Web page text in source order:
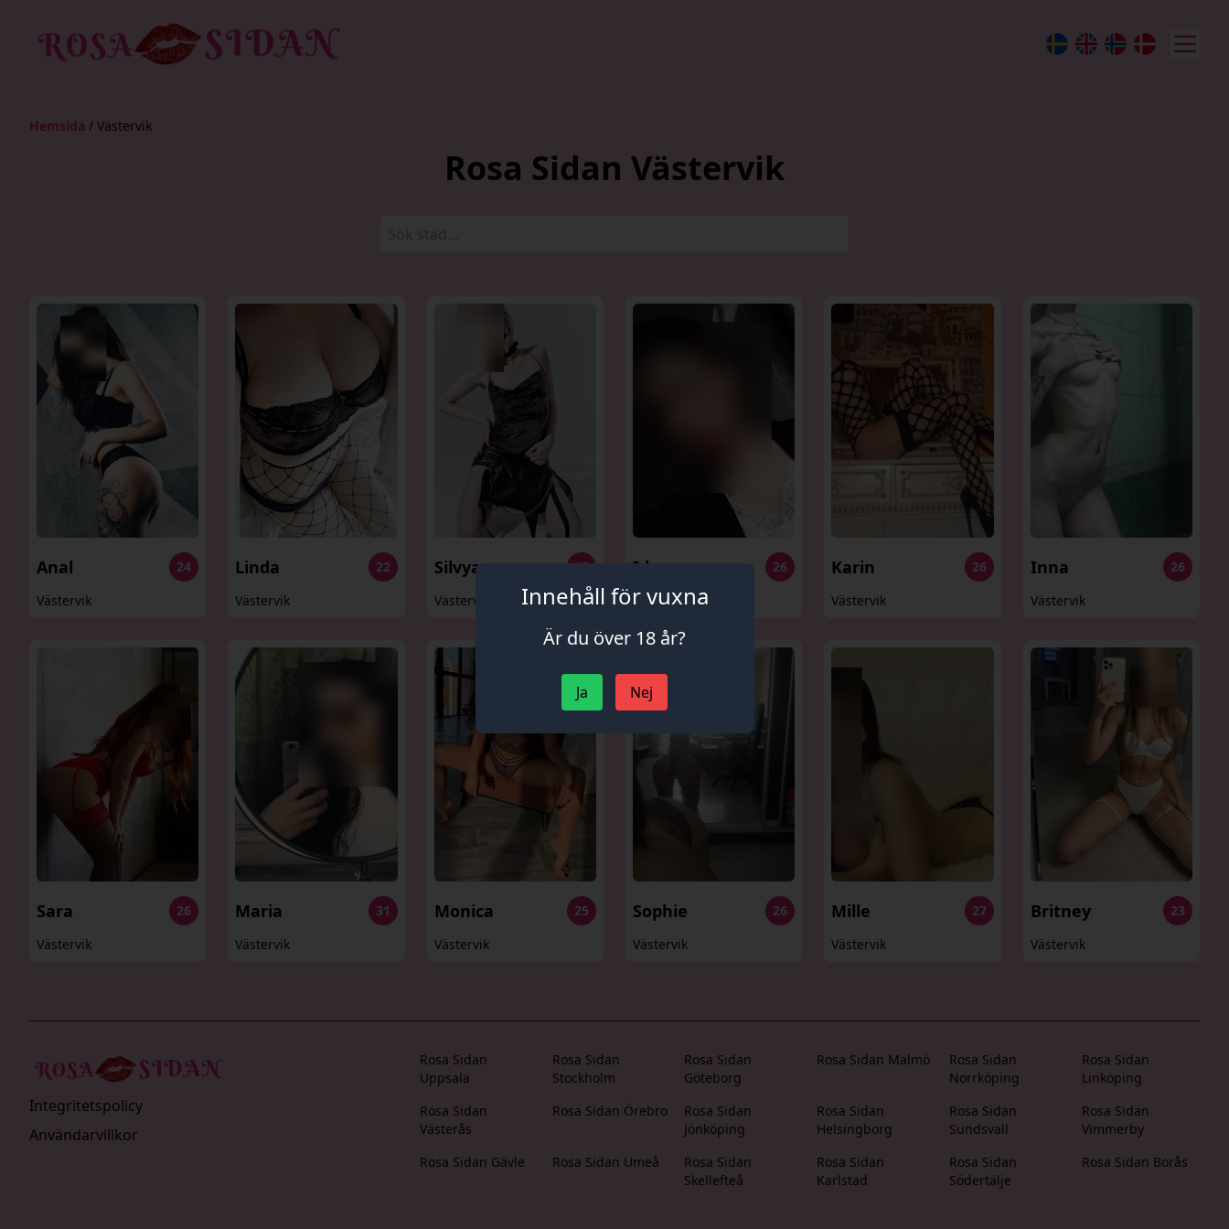
Hemsida / Västervik
Rosa Sidan Västervik
Anal
24
Västervik
Linda
22
Västervik
Silvya
25
Västervik
Ida
26
Västervik
Karin
26
Västervik
Inna
26
Västervik
Sara
26
Västervik
Maria
31
Västervik
Monica
25
Västervik
Sophie
26
Västervik
Mille
27
Västervik
Britney
23
Västervik
Innehåll för vuxna
Är du över 18 år?
Ja Nej
Integritetspolicy
Användarvillkor
Rosa Sidan
Uppsala
Rosa Sidan
Stockholm
Rosa Sidan
Göteborg
Rosa Sidan Malmö
Rosa Sidan
Norrköping
Rosa Sidan
Linköping
Rosa Sidan
Västerås
Rosa Sidan Örebro
Rosa Sidan
Jönköping
Rosa Sidan
Helsingborg
Rosa Sidan
Sundsvall
Rosa Sidan
Vimmerby
Rosa Sidan Gävle
Rosa Sidan Umeå
Rosa Sidan
Skellefteå
Rosa Sidan
Karlstad
Rosa Sidan
Södertälje
Rosa Sidan Borås